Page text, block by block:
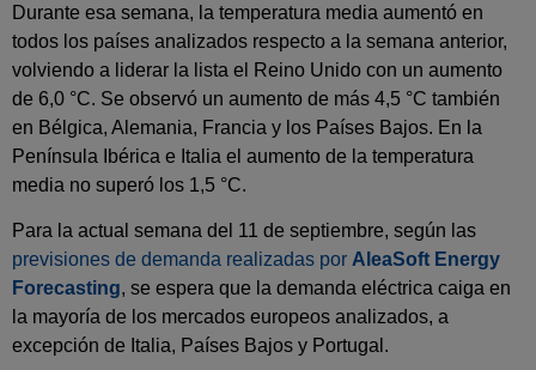
Durante esa semana, la temperatura media aumentó en
todos los países analizados respecto a la semana anterior,
volviendo a liderar la lista el Reino Unido con un aumento
de 6,0 °C. Se observó un aumento de más 4,5 °C también
en Bélgica, Alemania, Francia y los Países Bajos. En la
Península Ibérica e Italia el aumento de la temperatura
media no superó los 1,5 °C.
Para la actual semana del 11 de septiembre, según las
previsiones de demanda realizadas por AleaSoft Energy
Forecasting, se espera que la demanda eléctrica caiga en
la mayoría de los mercados europeos analizados, a
excepción de Italia, Países Bajos y Portugal.